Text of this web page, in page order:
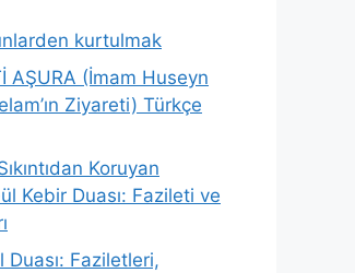
kurtulmak
AŞURA (İmam Huseyn
Ziyareti) Türkçe
Koruyan
Kebir Duası: Fazileti ve
Duası: Faziletleri,